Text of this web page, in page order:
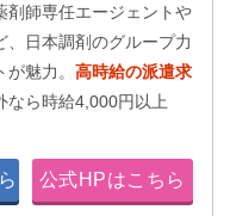
剤師専任エージェントや
、日本調剤のグループ力
が魅力。高時給の派遣求
なら時給4,000円以上
公式HPはこちら